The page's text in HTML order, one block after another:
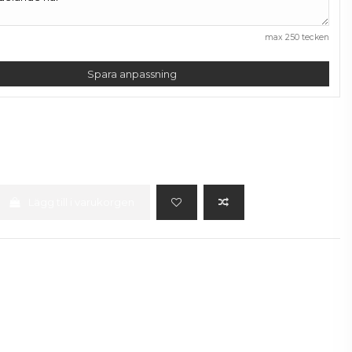
max 250 tecken
Spara anpassning